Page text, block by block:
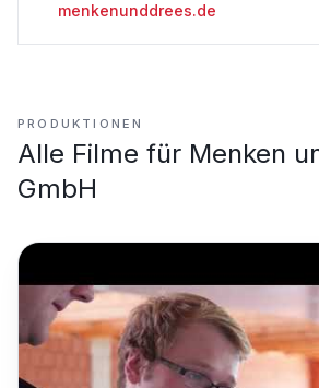
menkenunddrees.de
PRODUKTIONEN
Alle Filme für Menken
GmbH